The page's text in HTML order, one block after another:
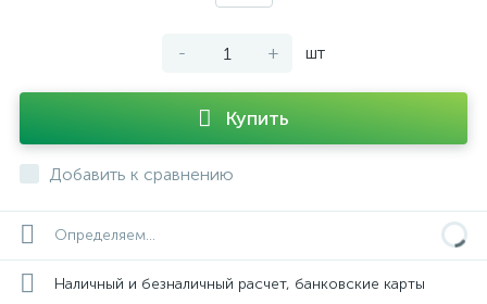
- + шт
Купить
Добавить к сравнению
Определяем...
Наличный и безналичный расчет, банковские карты